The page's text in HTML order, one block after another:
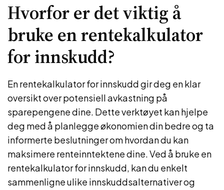
Hvorfor er det viktig å
bruke en rentekalkulator
for innskudd?
En rentekalkulator for innskudd gir deg en klar
oversikt over potensiell avkastning på
sparepengene dine. Dette verktøyet kan hjelpe
deg med å planlegge økonomien din bedre og ta
informerte beslutninger om hvordan du kan
maksimere renteinntektene dine. Ved å bruke en
rentekalkulator for innskudd, kan du enkelt
sammenligne ulike innskuddsalternativer og